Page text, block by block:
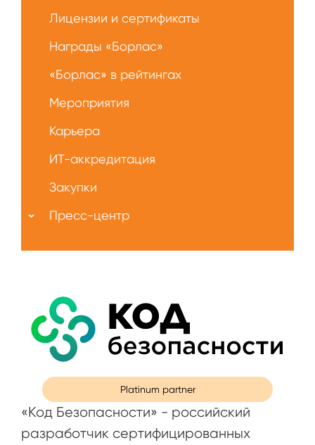
Platinum partner
«Код Безопасности» - российский
разработчик сертифицированных
Лицензии и сертификаты
Награды «Борлас»
«Борлас» в рейтингах
Мероприятия
Карьера
ИТ-аккредитация
Закупки
Пресс-центр